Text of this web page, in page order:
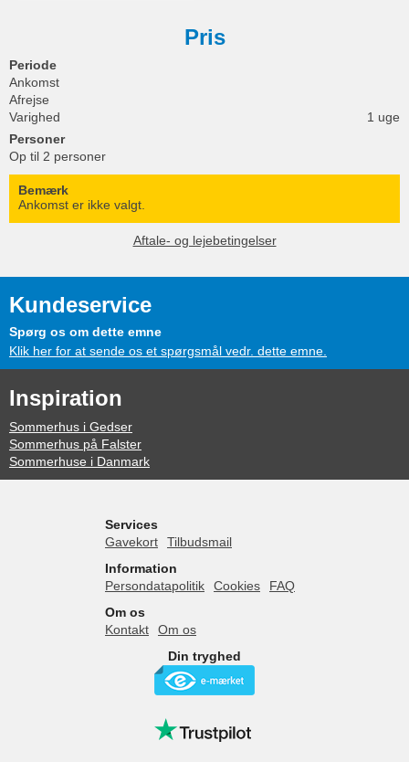
Pris
Periode
Ankomst
Afrejse
Varighed
1 uge
Personer
Op til 2 personer
Bemærk
Ankomst er ikke valgt.
Aftale- og lejebetingelser
Kundeservice
Spørg os om dette emne
Klik her for at sende os et spørgsmål vedr. dette emne.
Inspiration
Sommerhus i Gedser
Sommerhus på Falster
Sommerhuse i Danmark
Services
Gavekort
Tilbudsmail
Information
Persondatapolitik
Cookies
FAQ
Om os
Kontakt
Om os
Din tryghed